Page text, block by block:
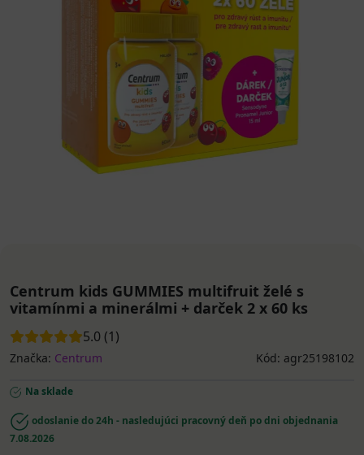
Centrum kids GUMMIES multifruit želé s
vitamínmi a minerálmi + darček 2 x 60 ks
5.0 (1)
Značka: Centrum Kód: agr25198102
Na sklade
odoslanie do 24h - nasledujúci pracovný deň po dni objednania
7.08.2026